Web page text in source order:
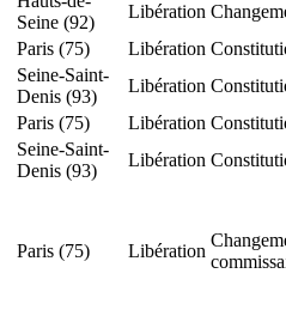
Seine (92)
Libération
Paris (75) Libération
Seine-Saint-
Denis (93)
Libération
Paris (75) Libération
Seine-Saint-
Denis (93)
Libération
Paris (75) Libération